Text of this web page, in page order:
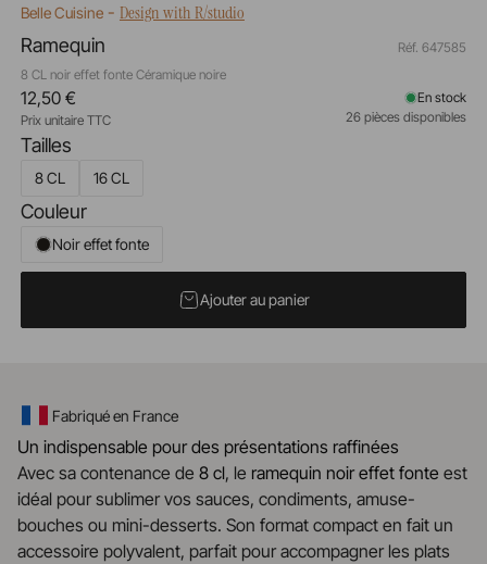
Belle Cuisine- Design with R/studio
Ramequin
8 CL noir effet fonte Céramique noire
Réf. 647585
Tailles
8 CL 16 CL
Couleur
Noir effet fonte
12,50 €
Prix unitaire TTC
En stock
26 pièces disponibles
Ajouter au panier
Fabriqué en France
Un indispensable pour des présentations raffinées
Avec sa contenance de 8 cl, le ramequin noir effet fonte est
idéal pour sublimer vos sauces, condiments, amuse-
bouches ou mini-desserts. Son format compact en fait un
accessoire polyvalent, parfait pour accompagner les plats